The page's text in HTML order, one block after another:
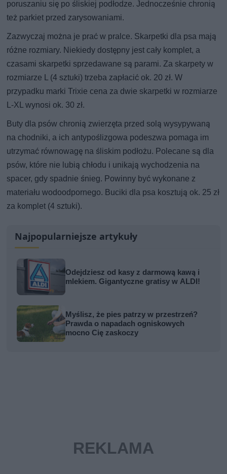
poruszaniu się po śliskiej podłodze. Jednocześnie chronią
też parkiet przed zarysowaniami.
Zazwyczaj można je prać w pralce. Skarpetki dla psa mają
różne rozmiary. Niekiedy dostępny jest cały komplet, a
czasami skarpetki sprzedawane są parami. Za skarpety w
rozmiarze L (4 sztuki) trzeba zapłacić ok. 20 zł. W
przypadku marki Trixie cena za dwie skarpetki w rozmiarze
L-XL wynosi ok. 30 zł.
Buty dla psów chronią zwierzęta przed solą wysypywaną
na chodniki, a ich antypoślizgowa podeszwa pomaga im
utrzymać równowagę na śliskim podłożu. Polecane są dla
psów, które nie lubią chłodu i unikają wychodzenia na
spacer, gdy spadnie śnieg. Powinny być wykonane z
materiału wodoodpornego. Buciki dla psa kosztują ok. 25 zł
za komplet (4 sztuki).
Najpopularniejsze artykuły
Odejdziesz od kasy z darmową kawą i
mlekiem. Gigantyczne gratisy w ALDI!
Myślisz, że pies patrzy w przestrzeń?
Prawda o napadach ogniskowych
mocno Cię zaskoczy